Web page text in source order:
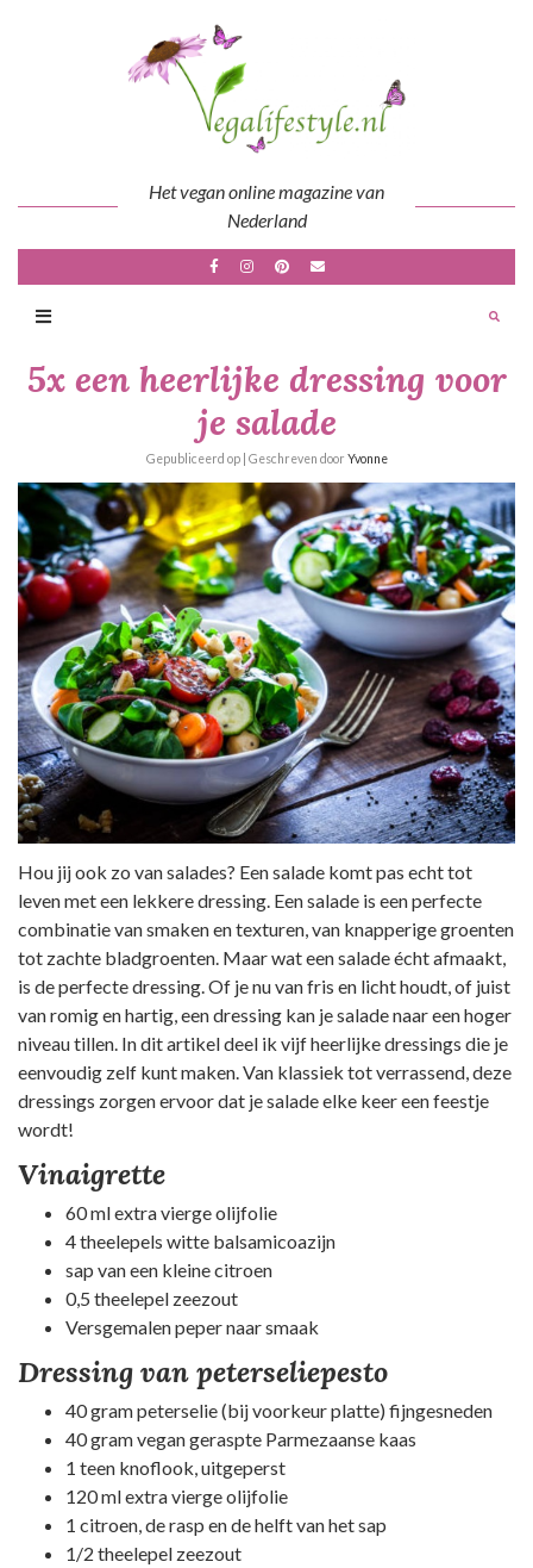
Het vegan online magazine van
Nederland
5x een heerlijke dressing voor
je salade
Gepubliceerd op | Geschreven door Yvonne
Hou jij ook zo van salades? Een salade komt pas echt tot
leven met een lekkere dressing. Een salade is een perfecte
combinatie van smaken en texturen, van knapperige groenten
tot zachte bladgroenten. Maar wat een salade écht afmaakt,
is de perfecte dressing. Of je nu van fris en licht houdt, of juist
van romig en hartig, een dressing kan je salade naar een hoger
niveau tillen. In dit artikel deel ik vijf heerlijke dressings die je
eenvoudig zelf kunt maken. Van klassiek tot verrassend, deze
dressings zorgen ervoor dat je salade elke keer een feestje
wordt!
Vinaigrette
60 ml extra vierge olijfolie
4 theelepels witte balsamicoazijn
sap van een kleine citroen
0,5 theelepel zeezout
Versgemalen peper naar smaak
Dressing van peterseliepesto
40 gram peterselie (bij voorkeur platte) fijngesneden
40 gram vegan geraspte Parmezaanse kaas
1 teen knoflook, uitgeperst
120 ml extra vierge olijfolie
1 citroen, de rasp en de helft van het sap
1/2 theelepel zeezout